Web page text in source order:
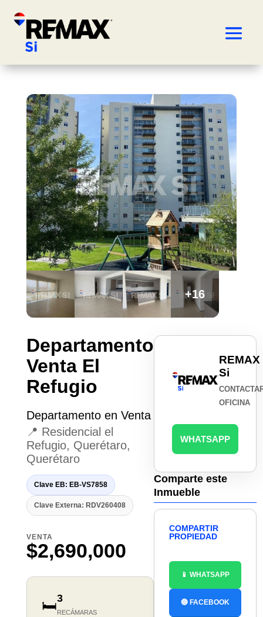
+16
Departamento
Venta El
Refugio
Departamento en Venta
📍 Residencial el
Refugio, Querétaro,
Querétaro
Clave EB: EB-VS7858
Clave Externa: RDV260408
VENTA
$2,690,000
🛏️3
RECÁMARAS
REMAX
Si
OFICINA
WHATSAPP
Comparte este
Inmueble
COMPARTIR
PROPIEDAD
📱 WHATSAPP
🔵 FACEBOOK